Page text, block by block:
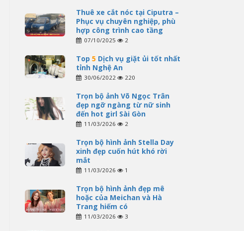
Thuê xe cắt nóc tại Ciputra –
Phục vụ chuyên nghiệp, phù
hợp công trình cao tầng
07/10/2025 2
Top 5 Dịch vụ giặt ủi tốt nhất
tỉnh Nghệ An
30/06/2022 220
Trọn bộ ảnh Võ Ngọc Trân
đẹp ngỡ ngàng từ nữ sinh
đến hot girl Sài Gòn
11/03/2026 2
Trọn bộ hình ảnh Stella Day
xinh đẹp cuốn hút khó rời
mắt
11/03/2026 1
Trọn bộ hình ảnh đẹp mê
hoặc của Meichan và Hà
Trang hiếm có
11/03/2026 3